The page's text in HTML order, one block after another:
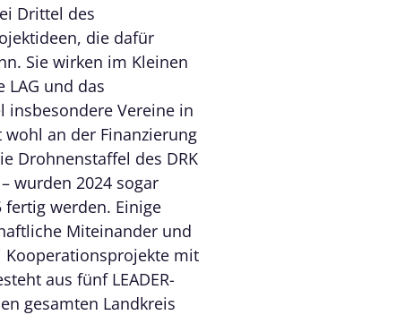
Drittel des
die dafür
Sie wirken im Kleinen
LAG und das
insbesondere Vereine in
an der Finanzierung
Drohnenstaffel des DRK
wurden 2024 sogar
werden. Einige
Miteinander und
Kooperationsprojekte mit
aus fünf LEADER-
gesamten Landkreis